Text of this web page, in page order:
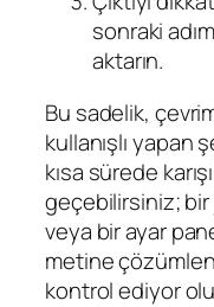
sonraki
aktarın.
Bu sadelik,
kullanışlı yapan
kısa sürede
geçebilirsiniz;
veya bir ayar
metine
kontrol ediyor